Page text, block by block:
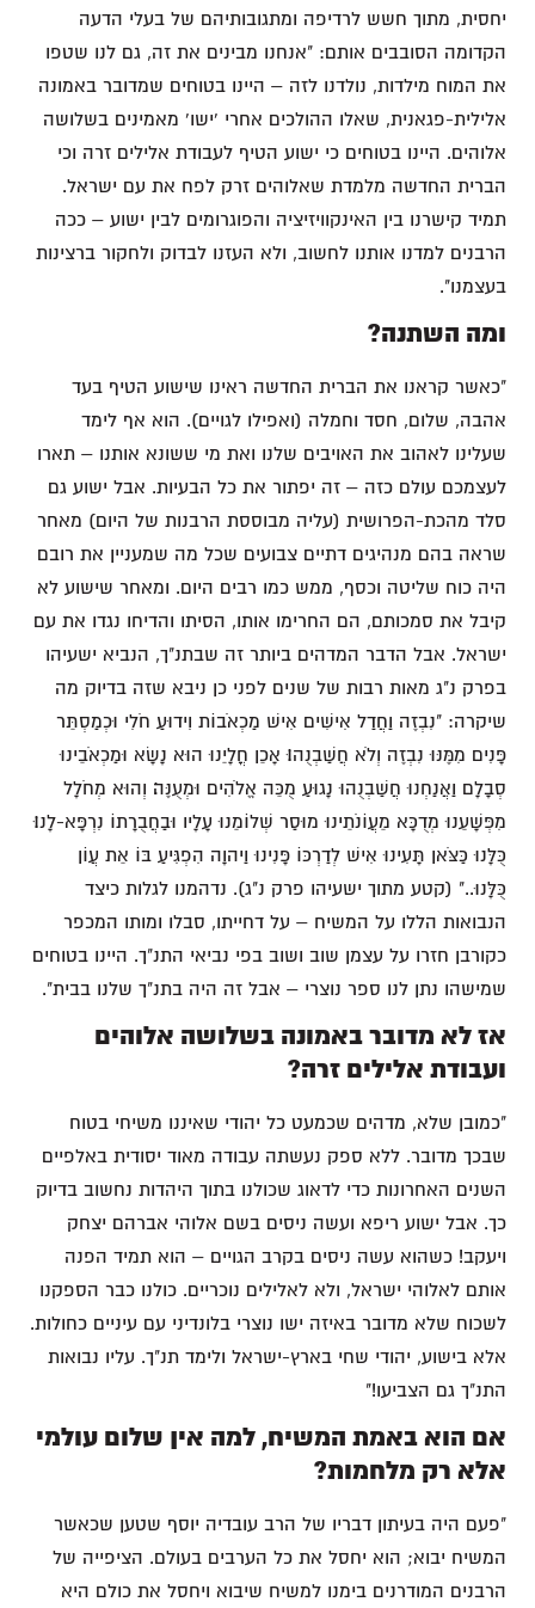
יחסית, מתוך חשש לרדיפה ומתגובותיהם של בעלי הדעה
הקדומה הסובבים אותם: "אנחנו מבינים את זה, גם לנו שטפו
את המוח מילדות, נולדנו לזה – היינו בטוחים שמדובר באמונה
אלילית-פגאנית, שאלו ההולכים אחרי 'ישו' מאמינים בשלושה
אלוהים. היינו בטוחים כי ישוע הטיף לעבודת אלילים זרה וכי
הברית החדשה מלמדת שאלוהים זרק לפח את עם ישראל.
תמיד קישרנו בין האינקוויזיציה והפוגרומים לבין ישוע – ככה
הרבנים למדנו אותנו לחשוב, ולא העזנו לבדוק ולחקור ברצינות
בעצמנו".
ומה השתנה?
"כאשר קראנו את הברית החדשה ראינו שישוע הטיף בעד
אהבה, שלום, חסד וחמלה (ואפילו לגויים). הוא אף לימד
שעלינו לאהוב את האויבים שלנו ואת מי ששונא אותנו – תארו
לעצמכם עולם כזה – זה יפתור את כל הבעיות. אבל ישוע גם
סלד מהכת-הפרושית (עליה מבוססת הרבנות של היום) מאחר
שראה בהם מנהיגים דתיים צבועים שכל מה שמעניין את רובם
היה כוח שליטה וכסף, ממש כמו רבים היום. ומאחר שישוע לא
קיבל את סמכותם, הם החרימו אותו, הסיתו והדיחו נגדו את עם
ישראל. אבל הדבר המדהים ביותר זה שבתנ"ך, הנביא ישעיהו
בפרק נ"ג מאות רבות של שנים לפני כן ניבא שזה בדיוק מה
שיקרה: "נִבְזֶה וַחֲדַל אִישִׁים אִישׁ מַכְאֹבוֹת וִידוּעַ חֹלִי וּכְמַסְתֵּר
פָּנִים מִמֶּנּוּ נִבְזֶה וְלֹא חֲשַׁבְנֻהוּ׃ אָכֵן חֳלָיֵנוּ הוּא נָשָׂא וּמַכְאֹבֵינוּ
סְבָלָם וַאֲנַחְנוּ חֲשַׁבְנֻהוּ נָגוּעַ מֻכֵּה אֱלֹהִים וּמְעֻנֶּה׃ וְהוּא מְחֹלָל
מִפְּשָׁעֵנוּ מְדֻכָּא מֵעֲו‍ֹנֹתֵינוּ מוּסַר שְׁלוֹמֵנוּ עָלָיו וּבַחֲבֻרָתוֹ נִרְפָּא-לָנוּ׃
כֻּלָּנוּ כַּצֹּאן תָּעִינוּ אִישׁ לְדַרְכּוֹ פָּנִינוּ וַיהוָה הִפְגִּיעַ בּוֹ אֵת עֲו‍ֹן
כֻּלָּנוּ.." (קטע מתוך ישעיהו פרק נ"ג). נדהמנו לגלות כיצד
הנבואות הללו על המשיח – על דחייתו, סבלו ומותו המכפר
כקורבן חזרו על עצמן שוב ושוב בפי נביאי התנ"ך. היינו בטוחים
שמישהו נתן לנו ספר נוצרי – אבל זה היה בתנ"ך שלנו בבית".
אז לא מדובר באמונה בשלושה אלוהים
ועבודת אלילים זרה?
"כמובן שלא, מדהים שכמעט כל יהודי שאיננו משיחי בטוח
שבכך מדובר. ללא ספק נעשתה עבודה מאוד יסודית באלפיים
השנים האחרונות כדי לדאוג שכולנו בתוך היהדות נחשוב בדיוק
כך. אבל ישוע ריפא ועשה ניסים בשם אלוהי אברהם יצחק
ויעקב! כשהוא עשה ניסים בקרב הגויים – הוא תמיד הפנה
אותם לאלוהי ישראל, ולא לאלילים נוכריים. כולנו כבר הספקנו
לשכוח שלא מדובר באיזה ישו נוצרי בלונדיני עם עיניים כחולות.
אלא בישוע, יהודי שחי בארץ-ישראל ולימד תנ"ך. עליו נבואות
התנ"ך גם הצביעו!"
אם הוא באמת המשיח, למה אין שלום עולמי
אלא רק מלחמות?
"פעם היה בעיתון דבריו של הרב עובדיה יוסף שטען שכאשר
המשיח יבוא; הוא יחסל את כל הערבים בעולם. הציפייה של
הרבנים המודרנים בימנו למשיח שיבוא ויחסל את כולם היא